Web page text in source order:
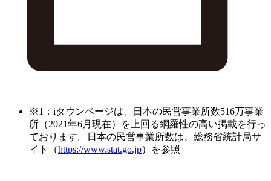
※1：iタウンページは、日本の民営事業所数516万事業
所（2021年6月現在）を上回る網羅性の高い掲載を行っ
ております。日本の民営事業所数は、総務省統計局サ
イト（https://www.stat.go.jp）を参照